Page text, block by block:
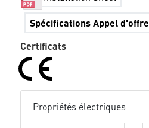
Spécifications Appel d'offre
Certificats
Propriétés électriques